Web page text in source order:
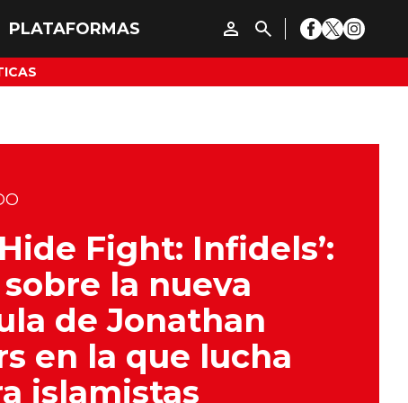
Fight: Infidels’:
la nueva
de Jonathan
en la que lucha
islamistas